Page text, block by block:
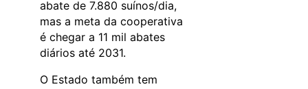
abate de 7.880 suínos/dia,
mas a meta da cooperativa
é chegar a 11 mil abates
diários até 2031.
O Estado também tem